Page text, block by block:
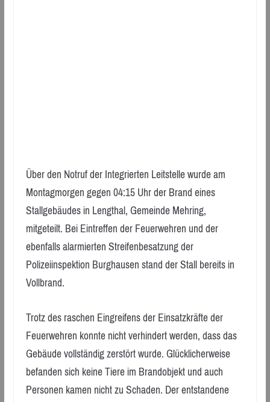
Über den Notruf der Integrierten Leitstelle wurde am
Montagmorgen gegen 04:15 Uhr der Brand eines
Stallgebäudes in Lengthal, Gemeinde Mehring,
mitgeteilt. Bei Eintreffen der Feuerwehren und der
ebenfalls alarmierten Streifenbesatzung der
Polizeiinspektion Burghausen stand der Stall bereits in
Vollbrand.
Trotz des raschen Eingreifens der Einsatzkräfte der
Feuerwehren konnte nicht verhindert werden, dass das
Gebäude vollständig zerstört wurde. Glücklicherweise
befanden sich keine Tiere im Brandobjekt und auch
Personen kamen nicht zu Schaden. Der entstandene